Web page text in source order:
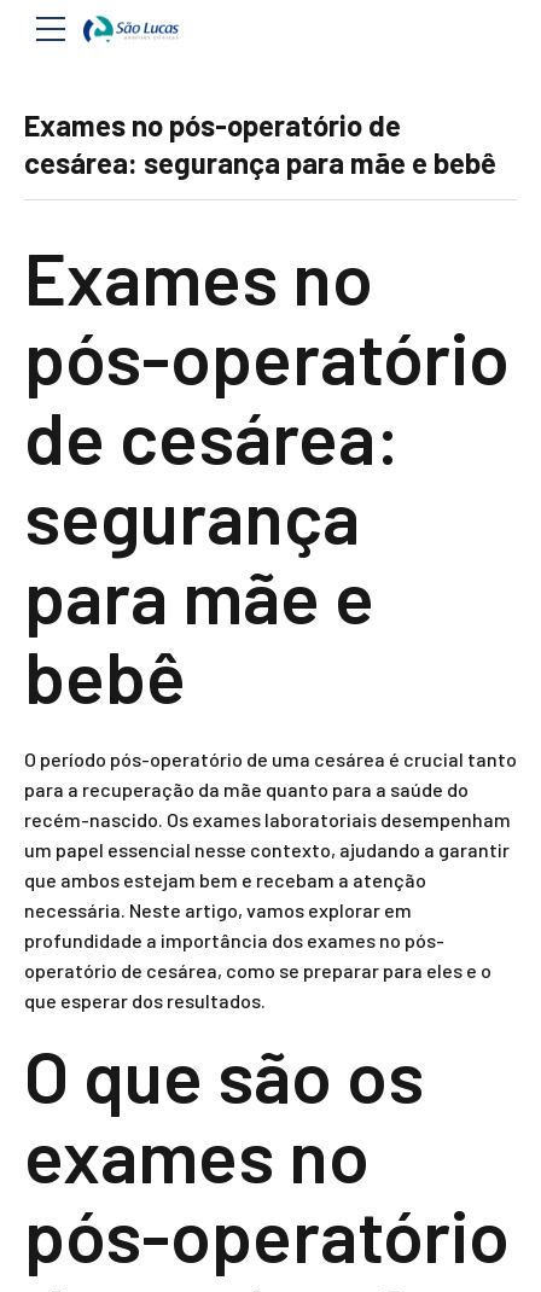
Exames no pós-operatório de
cesárea: segurança para mãe e bebê
Exames no
pós-operatório
de cesárea:
segurança
para mãe e
bebê
O período pós-operatório de uma cesárea é crucial tanto
para a recuperação da mãe quanto para a saúde do
recém-nascido. Os exames laboratoriais desempenham
um papel essencial nesse contexto, ajudando a garantir
que ambos estejam bem e recebam a atenção
necessária. Neste artigo, vamos explorar em
profundidade a importância dos exames no pós-
operatório de cesárea, como se preparar para eles e o
que esperar dos resultados.
O que são os
exames no
pós-operatório